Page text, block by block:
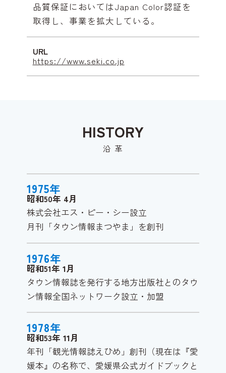
品質保証においてはJapan Color認証を
取得し、事業を拡大している。
URL
https://www.seki.co.jp
HISTORY
沿革
1975年
昭和50年 4月
株式会社エス・ピー・シー設立
月刊「タウン情報まつやま」を創刊
1976年
昭和51年 1月
タウン情報誌を発行する地方出版社とのタウ
ン情報全国ネットワーク設立・加盟
1978年
昭和53年 11月
年刊「観光情報誌えひめ」創刊（現在は『愛
媛本』の名称で、愛媛県公式ガイドブックと